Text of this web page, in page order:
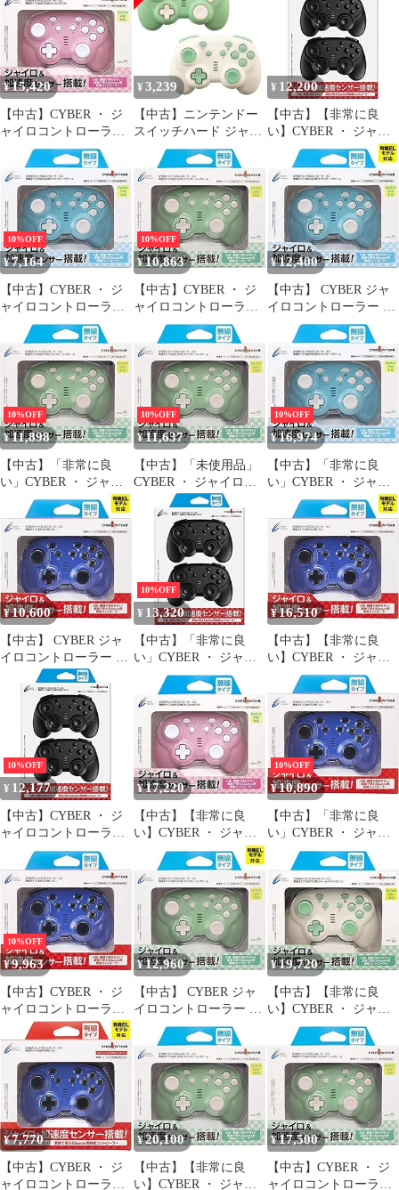
リーン - Switch [ライト
グリーン] [無線タイプ]
[2個セット]
× ライトグリーン -
Switch
ブルー - Switch
¥15,420
【中古】CYBER ・ ジ
ャイロコントローラー
ミニ 無線タイプ (
SWITCH 用) ピンク ×
ホワイト - Switch
¥ 3,239
【中古】ニンテンドー
スイッチハード ジャイ
ロコントローラー ミニ
無線タイプ 2個セット
ライトグリーン
¥ 12,200
【中古】【非常に良
い】CYBER ・ ジャイ
ロコントローラー ミニ
無線タイプ 2個セット (
SWITCH 用) ブラック -
Switch
10%OFF
¥7,164
【中古】CYBER ・ ジ
ャイロコントローラー
ミニ 無線タイプ （
SWITCH 用） ライトブ
ルー × クリーム -
Switch
10%OFF
¥10,863
【中古】CYBER ・ ジ
ャイロコントローラー
ミニ 無線タイプ (
SWITCH 用) ライトグ
リーン × クリーム -
Switch
¥12,400
【中古】 CYBER ジャ
イロコントローラー ミ
ニ 無線タイプ SWITCH
用 ライトブルー × クリ
ーム - Switch
10%OFF
¥11,898
【中古】「非常に良
い」CYBER ・ ジャイ
ロコントローラー ミニ
無線タイプ ( SWITCH
用) ライトグリーン ×
クリーム - Switch
10%OFF
¥11,637
【中古】「未使用品」
CYBER ・ ジャイロコ
ントローラー ミニ 無線
タイプ ( SWITCH 用)
ライトグリーン × クリ
ーム - Switch
10%OFF
¥16,974
【中古】「非常に良
い」CYBER ・ ジャイ
ロコントローラー ミニ
無線タイプ （ SWITCH
用） ライトブルー × ク
リーム - Switch
¥10,600
【中古】 CYBER ジャ
イロコントローラー ミ
ニ 無線タイプ SWITCH
用 ブルー - Switch
10%OFF
¥ 13,320
【中古】「非常に良
い」CYBER ・ ジャイ
ロコントローラー ミニ
無線タイプ 2個セット (
SWITCH 用) ブラック -
Switch
¥16,510
【中古】【非常に良
い】CYBER ・ ジャイ
ロコントローラー ミニ
無線タイプ ( SWITCH
用) ブルー - Switch
10%OFF
¥ 12,177
【中古】CYBER ・ ジ
ャイロコントローラー
ミニ 無線タイプ 2個セ
ット ( SWITCH 用) ブ
ラック - Switch
¥17,220
【中古】【非常に良
い】CYBER ・ ジャイ
ロコントローラー ミニ
無線タイプ ( SWITCH
用) ピンク × ホワイト -
Switch
10%OFF
¥10,890
【中古】「非常に良
い」CYBER ・ ジャイ
ロコントローラー ミニ
無線タイプ ( SWITCH
用) ブルー - Switch
10%OFF
¥9,963
【中古】CYBER ・ ジ
ャイロコントローラー
ミニ 無線タイプ (
SWITCH 用) ブルー -
Switch
¥12,960
【中古】 CYBER ジャ
イロコントローラー ミ
ニ 無線タイプ SWITCH
用 ライトグリーン × ク
リーム - Switch
¥19,720
【中古】【非常に良
い】CYBER ・ ジャイ
ロコントローラー ミニ
無線タイプ ( SWITCH
用) クリーム × ライト
グリーン - Switch
¥7,770
【中古】CYBER ・ ジ
ャイロコントローラー
¥20,100
【中古】【非常に良
い】CYBER ・ ジャイ
¥17,500
【中古】CYBER ・ ジ
ャイロコントローラー